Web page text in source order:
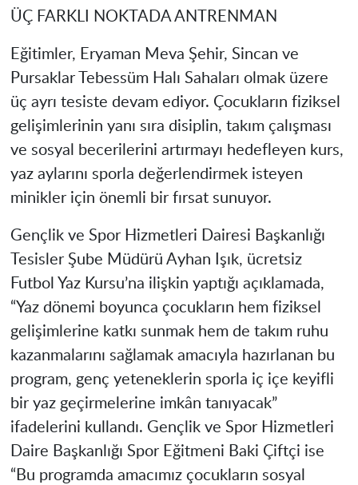
ÜÇ FARKLI NOKTADA ANTRENMAN
Eğitimler, Eryaman Meva Şehir, Sincan ve
Pursaklar Tebessüm Halı Sahaları olmak üzere
üç ayrı tesiste devam ediyor. Çocukların fiziksel
gelişimlerinin yanı sıra disiplin, takım çalışması
ve sosyal becerilerini artırmayı hedefleyen kurs,
yaz aylarını sporla değerlendirmek isteyen
minikler için önemli bir fırsat sunuyor.
Gençlik ve Spor Hizmetleri Dairesi Başkanlığı
Tesisler Şube Müdürü Ayhan Işık, ücretsiz
Futbol Yaz Kursu’na ilişkin yaptığı açıklamada,
“Yaz dönemi boyunca çocukların hem fiziksel
gelişimlerine katkı sunmak hem de takım ruhu
kazanmalarını sağlamak amacıyla hazırlanan bu
program, genç yeteneklerin sporla iç içe keyifli
bir yaz geçirmelerine imkân tanıyacak”
ifadelerini kullandı. Gençlik ve Spor Hizmetleri
Daire Başkanlığı Spor Eğitmeni Baki Çiftçi ise
“Bu programda amacımız çocukların sosyal